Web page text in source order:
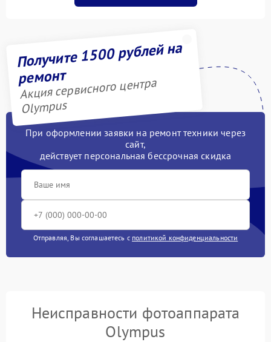
Получите 1500 рублей на
ремонт
Акция сервисного центра
Olympus
При оформлении заявки на ремонт техники через
сайт,
действует персональная бессрочная скидка
Отправляя, Вы соглашаетесь с политикой конфиденциальности
Неисправности фотоаппарата
Olympus